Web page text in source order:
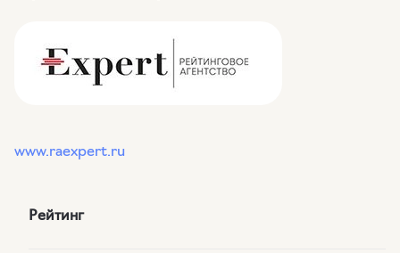
www.raexpert.ru
Рейтинг